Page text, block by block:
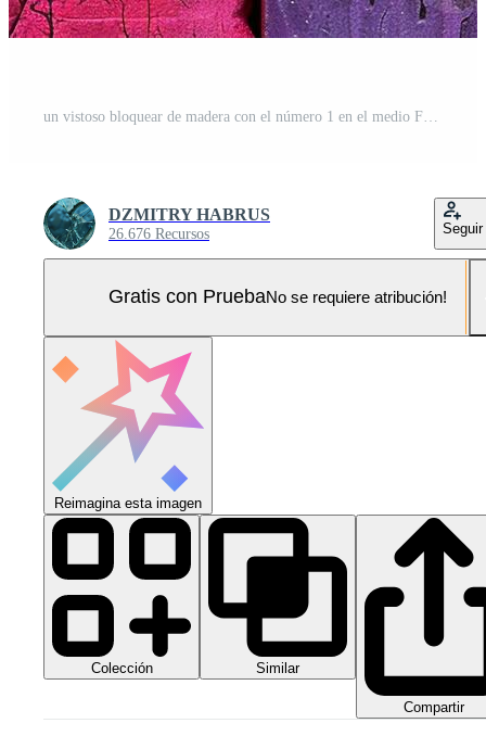
DZMITRY HABRUS
26.676 Recursos Seguir
Gratis con PruebaNo se requiere atribución!
Reimagina esta imagen
Colección Similar
Compartir